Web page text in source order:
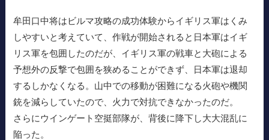
牟田口中将はビルマ攻略の成功体験からイギリス軍はくみ
しやすいと考えていて、作戦が開始されると日本軍はイギ
リス軍を包囲したのだが、イギリス軍の戦車と大砲による
予想外の反撃で包囲を狭めることができず、日本軍は退却
するしかなくなる。山中での移動が困難になる火砲や機関
銃を減らしていたので、火力で対抗できなかったのだ。
さらにウインゲート空挺部隊が、背後に降下し大大混乱に
陥った。